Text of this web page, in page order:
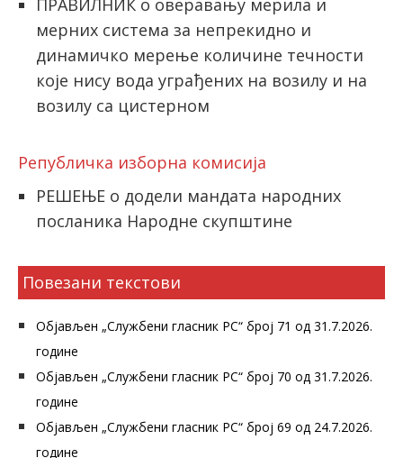
ПРАВИЛНИК о оверавању мерила и
мерних система за непрекидно и
динамичко мерење количине течности
које нису вода уграђених на возилу и на
возилу са цистерном
Републичка изборна комисија
РЕШЕЊЕ о додели мандата народних
посланика Народне скупштине
Повезани текстови
Објављен „Службени гласник РС“ број 71 од 31.7.2026.
године
Објављен „Службени гласник РС“ број 70 од 31.7.2026.
године
Објављен „Службени гласник РС“ број 69 од 24.7.2026.
године